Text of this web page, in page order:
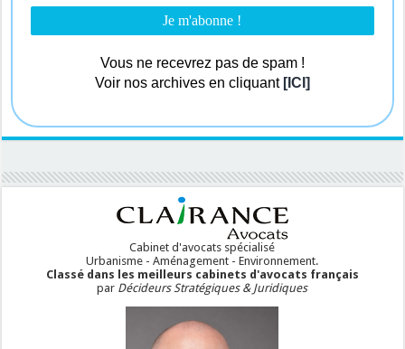
Vous ne recevrez pas de spam !
Voir nos archives en cliquant [ICI]
Cabinet d'avocats spécialisé
Urbanisme - Aménagement - Environnement.
Classé dans les meilleurs cabinets d'avocats français
par Décideurs Stratégiques & Juridiques